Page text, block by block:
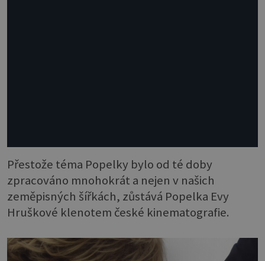
Přestože téma Popelky bylo od té doby
zpracováno mnohokrát a nejen v našich
zeměpisných šířkách, zůstává Popelka Evy
Hruškové klenotem české kinematografie.